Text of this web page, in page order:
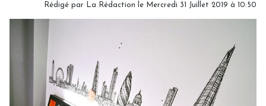
Rédigé par La Rédaction le Mercredi 31 Juillet 2019 à 10:50